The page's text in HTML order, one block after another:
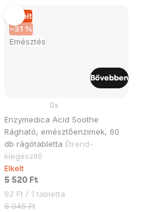
Emésztés
Elkelt
–31 %
Enzymedica Acid Soothe
Rágható, emésztőenzimek, 60
db rágótabletta Étrend-
kiegészítő
0x
Elkelt
5 520 Ft
Egységár:
92 Ft / 1 tabletta
8 045 Ft
Bővebben